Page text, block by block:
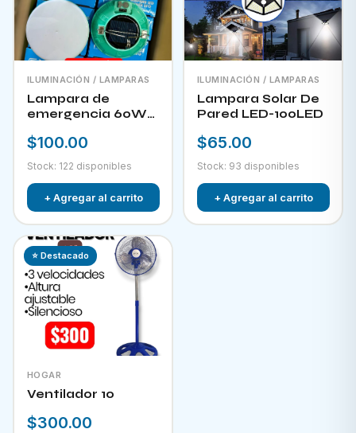
ILUMINACIÓN / LAMPARAS
Lampara de
emergencia 60W
$100.00
Stock: 122 disponibles
+ Agregar al carrito
ILUMINACIÓN / LAMPARAS
Lampara Solar De
Pared LED-100LED
$65.00
Stock: 93 disponibles
+ Agregar al carrito
⭐ Destacado
HOGAR
Ventilador 10
$300.00